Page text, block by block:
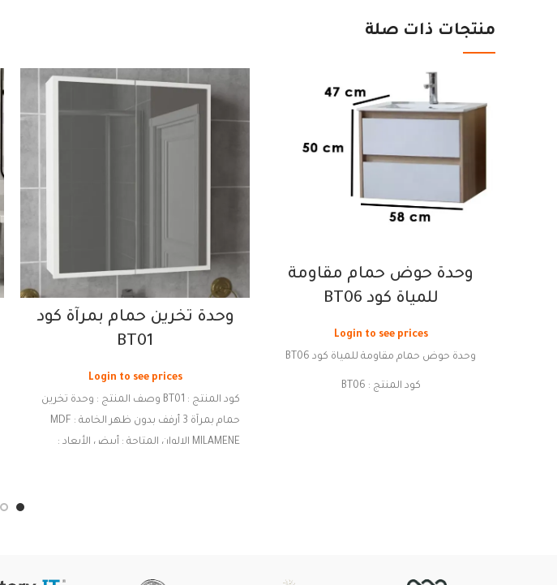
منتجات ذات صلة
وحدة حوض حمام مقاومة
للمياة كود BT06
Login to see prices
وحدة حوض حمام مقاومة للمياة كود BT06
كود المنتج : BT06
وحدة تخرين حمام بمرآة كود
BT01
Login to see prices
كود المنتج : BT01 وصف المنتج : وحدة تخرين
حمام بمرآة 3 أرفف بدون ظهر الخامة : MDF
MILAMENE الالوان المتاحة : أبيض الأبعاد :